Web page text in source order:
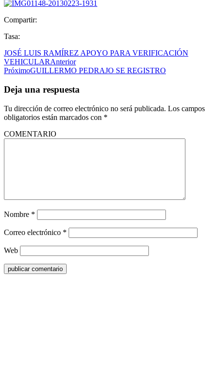
Compartir:
Tasa:
JOSÉ LUIS RAMÍREZ APOYO PARA VERIFICACIÓN
VEHICULARAnterior
PróximoGUILLERMO PEDRAJO SE REGISTRO
Deja una respuesta
Tu dirección de correo electrónico no será publicada. Los campos
obligatorios están marcados con *
COMENTARIO
Nombre *
Correo electrónico *
Web